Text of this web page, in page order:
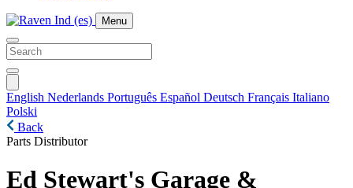
Menu
English Nederlands Português Español Deutsch Français Italiano
Polski
Back
Parts Distributor
Ed Stewart's Garage &